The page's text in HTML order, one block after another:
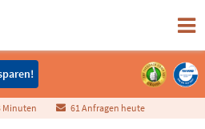
Minuten 61 Anfragen heute